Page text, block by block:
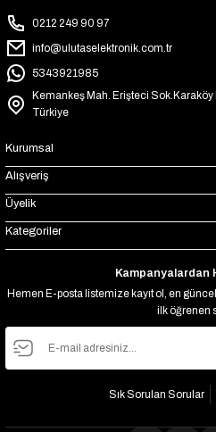
0212 249 90 97
info@ulutaselektronik.com.tr
5343921985
Kemankeş Mah. Erişteci Sok.Karaköy
Türkiye
Kurumsal
Alışveriş
Üyelik
Kategoriler
Kampanyalardan
Hemen E-posta listemize kayıt ol, en
ilk öğrenen
Sık Sorulan Sorular